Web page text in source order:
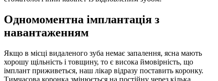
Одномоментна імплантація з
навантаженням
Якщо в місці видаленого зуба немає запалення, ясна мають
хорошу щільність і товщину, то є висока ймовірність, що
імплант приживеться, наш лікар відразу поставить коронку.
Тимчасова коронка змінюється на постійну через кілька